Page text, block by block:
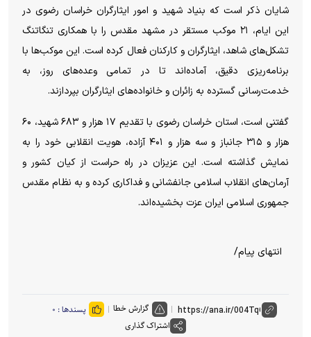
شایان ذکر است که بنیاد شهید و امور ایثارگران خراسان رضوی در
این ایام، ۲۱ موکب مستقر در مشهد مقدس را با همکاری تنگاتنگ
تشکل‌های شاهد، ایثارگران و کارکنان فعال کرده است. این موکب‌ها با
برنامه‌ریزی دقیق، آماده‌اند تا در تمامی وعده‌های روز، به
خدمت‌رسانی گسترده به زائران و خانواده‌های ایثارگران بپردازند.
گفتنی است، استان خراسان رضوی با تقدیم ۱۷ هزار و ۶۸۳ شهید، ۶۰
هزار و ۳۱۵ جانباز و سه هزار و ۴۰۱ آزاده، هویت انقلابی خود را به
نمایش گذاشته است. این عزیزان در راه حراست از کیان کشور و
آرمان‌های انقلاب اسلامی جانفشانی و فداکاری کرده و به نظام مقدس
جمهوری اسلامی ایران عزت بخشیده‌اند.
انتهای پیام/
گزارش خطا پسندها : ۰
اشتراک گذاری